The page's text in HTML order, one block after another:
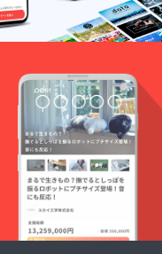
用可と
なって
いま
ベント
券は当
日の参
加費と
して使
用可能
です。
交通費
や滞在
費は自
となり
程はま
だ決
まって
昨年度
はで大
人向け5
回程
度・こ
ども向
け10回
の実績
があり
次第
の実施
例：愛
媛県
治市、
四国中
央市、
西条
市、西
予市、
宇和島
市 【過
去の実
愛媛県
外】山
口県、
となり
ます。
・ 開
につい
ては、
愛媛県
内が中
心とな
りま
す。松
山市が
中心と
すが、
開催時
期や内
教育・
SDGs・
子ども
などを
テーマ
とした
講演や
フォー
ラム形
式の
ワーク
ショッ
となり
ます。
・ ま
10セッ
トの限
定とな
す。 ▼
リター
ンのイ
ベント
券につ
いて▼
・ イ
ベント
の内容
ります
が、基
本的に